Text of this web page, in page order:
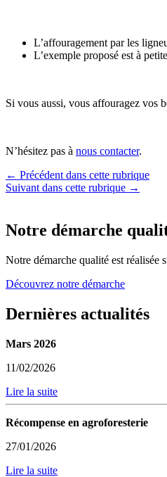
L’affouragement par les
L’exemple proposé est à
Si vous aussi, vous affouragez vos
N’hésitez pas à nous contacter.
← Précédent dans cette rubrique
Suivant dans cette rubrique →
Notre démarche
Notre démarche qualité est réalisée
Découvrez notre démarche
Dernières actualités
Mars 2026
11/02/2026
Lire la suite
Récompense en agroforesterie
27/01/2026
Lire la suite